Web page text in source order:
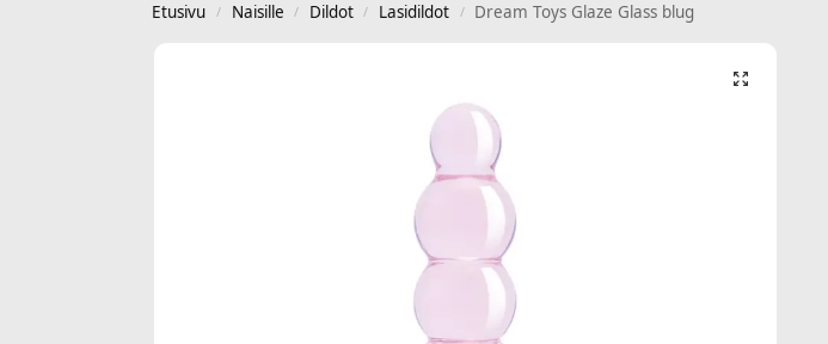
Etusivu / Naisille / Dildot / Lasidildot / Dream Toys Glaze Glass blug